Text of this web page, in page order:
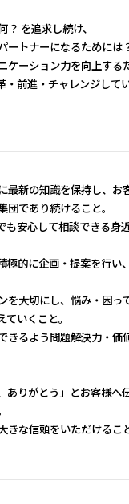
？ を追求し続け、
トナーになるためには
ーション力を向上する
・前進・チャレンジして
最新の知識を保持し、お
であり続けること。
安心して相談できる身
極的に企画・提案を行い
を大切にし、悩み・困っ
いくこと。
きるよう問題解決力・価
ありがとう」とお客様
な信頼をいただけること